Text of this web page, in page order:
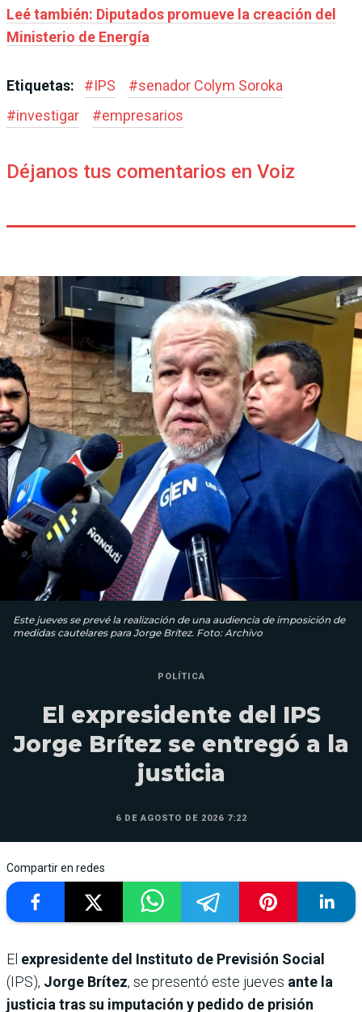
Leé también: Diputados promueve la creación del
Ministerio de Energía
Etiquetas: #IPS #senador Colym Soroka
#investigar #empresarios
Déjanos tus comentarios en Voiz
Este jueves se prevé la realización de una audiencia de imposición de
medidas cautelares para Jorge Brítez. Foto: Archivo
POLÍTICA
El expresidente del IPS
Jorge Brítez se entregó a la
justicia
6 DE AGOSTO DE 2026 7:22
Compartir en redes
El expresidente del Instituto de Previsión Social
(IPS), Jorge Brítez, se presentó este jueves ante la
justicia tras su imputación y pedido de prisión